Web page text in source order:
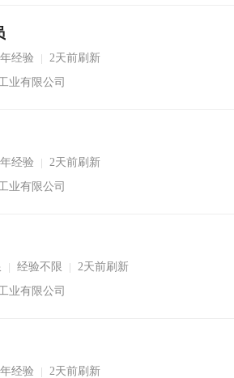
经验
2天前刷新
业有限公司
经验
2天前刷新
业有限公司
经验不限
2天前刷新
业有限公司
经验
2天前刷新